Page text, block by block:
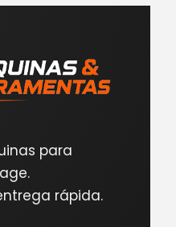
para
rápida.